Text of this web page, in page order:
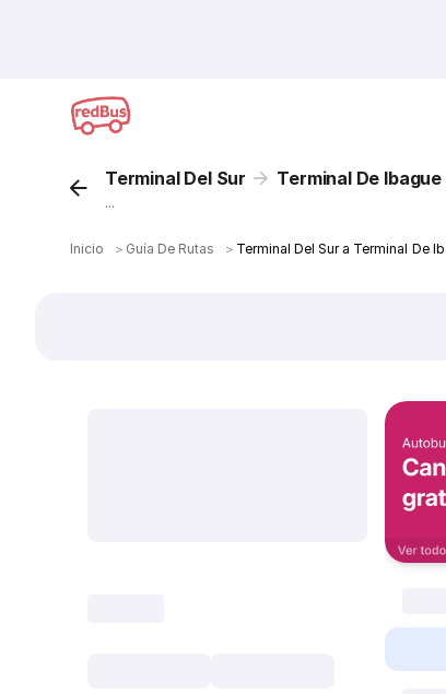
Terminal Del Sur Terminal De Ibague
...
Inicio ＞ Guía De Rutas ＞ Terminal Del Sur a Terminal De